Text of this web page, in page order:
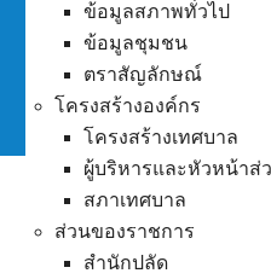
ข้อมูลสภาพทั่วไป
ข้อมูลชุมชน
ตราสัญลักษณ์
โครงสร้างองค์กร
โครงสร้างเทศบาล
ผู้บริหารและหัวหน้าส่
สภาเทศบาล
ส่วนของราชการ
สำนักปลัด
ผู้ชนะ